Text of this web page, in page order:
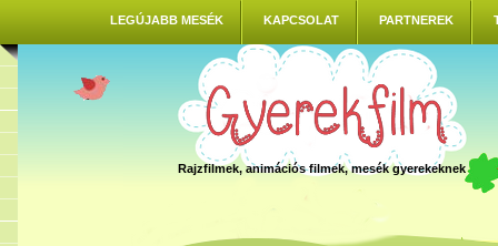
LEGÚJABB MESÉK KAPCSOLAT PARTNEREK
Rajzfilmek, animációs filmek, mesék gyerekeknek